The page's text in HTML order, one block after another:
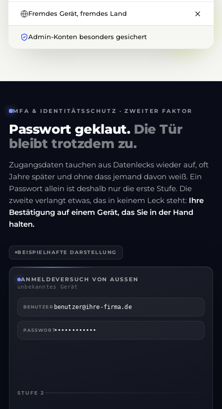
Fremdes Gerät, fremdes Land
Admin-Konten besonders gesichert
MFA & IDENTITÄTSSCHUTZ · ZWEITER FAKTOR
Passwort geklaut. Die Tür
bleibt trotzdem zu.
Zugangsdaten tauchen aus Datenlecks wieder auf, oft
Jahre später und ohne dass jemand davon weiß. Ein
Passwort allein ist deshalb nur die erste Stufe. Die
zweite verlangt etwas, das in keinem Leck steht: Ihre
Bestätigung auf einem Gerät, das Sie in der Hand
halten.
BEISPIELHAFTE DARSTELLUNG
ANMELDEVERSUCH VON AUSSEN
unbekanntes Gerät
BENUTZER benutzer@ihre-firma.de
PASSWORT••••••••••••
STUFE 2